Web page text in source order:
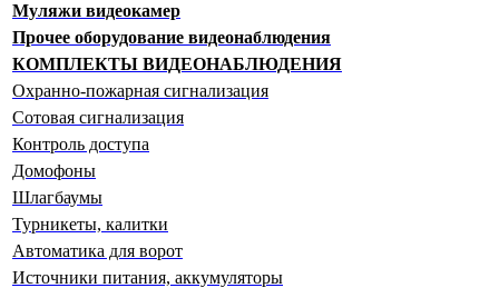
Муляжи видеокамер
Прочее оборудование видеонаблюдения
КОМПЛЕКТЫ ВИДЕОНАБЛЮДЕНИЯ
Охранно-пожарная сигнализация
Сотовая сигнализация
Контроль доступа
Домофоны
Шлагбаумы
Турникеты, калитки
Автоматика для ворот
Источники питания, аккумуляторы